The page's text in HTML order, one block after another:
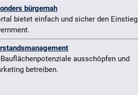
bürgernah
bietet einfach und sicher den Einstieg
ausschöpfen und
betreiben.